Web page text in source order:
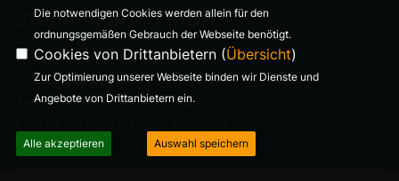
Stefanie Bung MdA
Warnemünder Straße 29
14199 Berlin
Telefon: 0176 321 977 18
Die notwendigen Cookies werden allein für den
ordnungsgemäßen Gebrauch der Webseite benötigt.
Cookies von Drittanbietern (Übersicht)
Zur Optimierung unserer Webseite binden wir Dienste und
Angebote von Drittanbietern ein.
Alle akzeptieren Auswahl speichern